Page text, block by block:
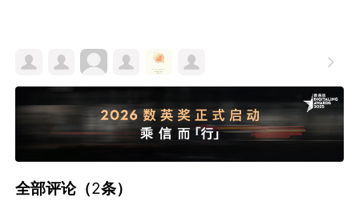

全部评论（2条）